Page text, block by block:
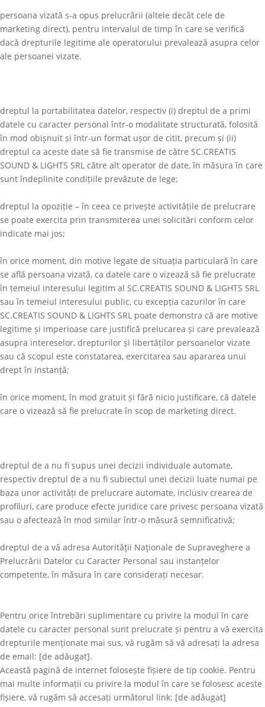
persoana vizată s-a opus prelucrării (altele decât cele de
marketing direct), pentru intervalul de timp în care se verifică
dacă drepturile legitime ale operatorului prevalează asupra celor
ale persoanei vizate.
dreptul la portabilitatea datelor, respectiv (i) dreptul de a primi
datele cu caracter personal într-o modalitate structurată, folosită
în mod obișnuit și într-un format ușor de citit, precum și (ii)
dreptul ca aceste date să fie transmise de către SC.CREATIS
SOUND & LIGHTS SRL către alt operator de date, în măsura în care
sunt îndeplinite condițiile prevăzute de lege;
dreptul la opoziție – în ceea ce privește activitățile de prelucrare
se poate exercita prin transmiterea unei solicitări conform celor
indicate mai jos;
în orice moment, din motive legate de situația particulară în care
se află persoana vizată, ca datele care o vizează să fie prelucrate
în temeiul interesului legitim al SC.CREATIS SOUND & LIGHTS SRL
sau în temeiul interesului public, cu excepția cazurilor în care
SC.CREATIS SOUND & LIGHTS SRL poate demonstra că are motive
legitime și imperioase care justifică prelucarea și care prevalează
asupra intereselor, drepturilor și libertăților persoanelor vizate
sau că scopul este constatarea, exercitarea sau apararea unui
drept în instanță;
în orice moment, în mod gratuit și fără nicio justificare, că datele
care o vizează să fie prelucrate în scop de marketing direct.
dreptul de a nu fi supus unei decizii individuale automate,
respectiv dreptul de a nu fi subiectul unei decizii luate numai pe
baza unor activități de prelucrare automate, inclusiv crearea de
profiluri, care produce efecte juridice care privesc persoana vizată
sau o afectează în mod similar într-o măsură semnificativă;
dreptul de a vă adresa Autorităţii Naţionale de Supraveghere a
Prelucrării Datelor cu Caracter Personal sau instanțelor
competente, în măsura în care considerați necesar.
Pentru orice întrebări suplimentare cu privire la modul în care
datele cu caracter personal sunt prelucrate și pentru a vă exercita
drepturile menționate mai sus, vă rugăm să vă adresați la adresa
de email: [de adăugat].
Această pagină de internet folosește fișiere de tip cookie. Pentru
mai multe informații cu privire la modul în care se folosesc aceste
fișiere, vă rugăm să accesați următorul link: [de adăugat]